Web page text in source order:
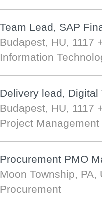
Team Lead, SAP
Budapest, HU, 1117
Information
Delivery lead, Digital
Budapest, HU, 1117
Project Management
Procurement PMO
Moon Township, PA,
Procurement